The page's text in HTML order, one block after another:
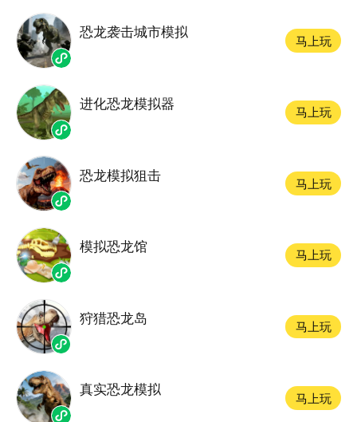
恐龙袭击城市模拟
马上玩
进化恐龙模拟器
马上玩
恐龙模拟狙击
马上玩
模拟恐龙馆
马上玩
狩猎恐龙岛
马上玩
真实恐龙模拟
马上玩